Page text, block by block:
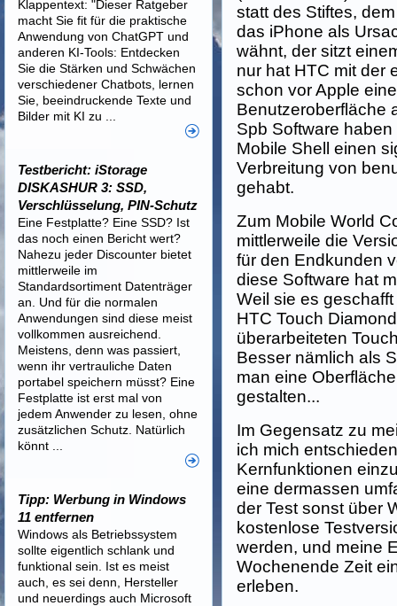
statt des Stiftes,
das iPhone als
wähnt, der sitzt
nur hat HTC mit der
schon vor Apple
Benutzeroberfläche
Spb Software
Mobile Shell einen
Verbreitung von
gehabt.
Zum Mobile World
mittlerweile die
für den Endkunden
diese Software hat
Weil sie es
HTC Touch
überarbeiteten
Besser nämlich als
man eine
gestalten...
Im Gegensatz zu
ich mich
Kernfunktionen
eine dermassen
der Test sonst über
kostenlose
werden, und meine
Wochenende Zeit
erleben.
Klappentext: "Dieser Ratgeber
macht Sie fit für die praktische
Anwendung von ChatGPT und
anderen KI-Tools: Entdecken
Sie die Stärken und Schwächen
verschiedener Chatbots, lernen
Sie, beeindruckende Texte und
Bilder mit KI zu ...
Testbericht: iStorage
DISKASHUR 3: SSD,
Verschlüsselung, PIN-Schutz
Eine Festplatte? Eine SSD? Ist
das noch einen Bericht wert?
Nahezu jeder Discounter bietet
mittlerweile im
Standardsortiment Datenträger
an. Und für die normalen
Anwendungen sind diese meist
vollkommen ausreichend.
Meistens, denn was passiert,
wenn ihr vertrauliche Daten
portabel speichern müsst? Eine
Festplatte ist erst mal von
jedem Anwender zu lesen, ohne
zusätzlichen Schutz. Natürlich
könnt ...
Tipp: Werbung in Windows
11 entfernen
Windows als Betriebssystem
sollte eigentlich schlank und
funktional sein. Ist es meist
auch, es sei denn, Hersteller
und neuerdings auch Microsoft